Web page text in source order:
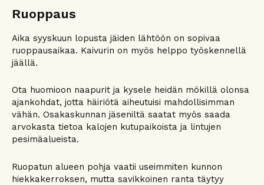
Ruoppaus
Aika syyskuun lopusta jäiden lähtöön on sopivaa
ruoppausaikaa. Kaivurin on myös helppo työskennellä
jäällä.
Ota huomioon naapurit ja kysele heidän mökillä olonsa
ajankohdat, jotta häiriötä aiheutuisi mahdollisimman
vähän. Osakaskunnan jäseniltä saatat myös saada
arvokasta tietoa kalojen kutupaikoista ja lintujen
pesimäalueista.
Ruopatun alueen pohja vaatii useimmiten kunnon
hiekkakerroksen, mutta savikkoinen ranta täytyy